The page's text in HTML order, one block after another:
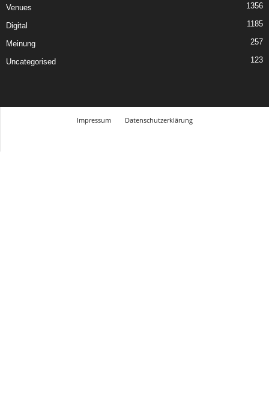
Venues 1356
Digital 1185
Meinung 257
Uncategorised 123
Impressum
Datenschutzerklärung